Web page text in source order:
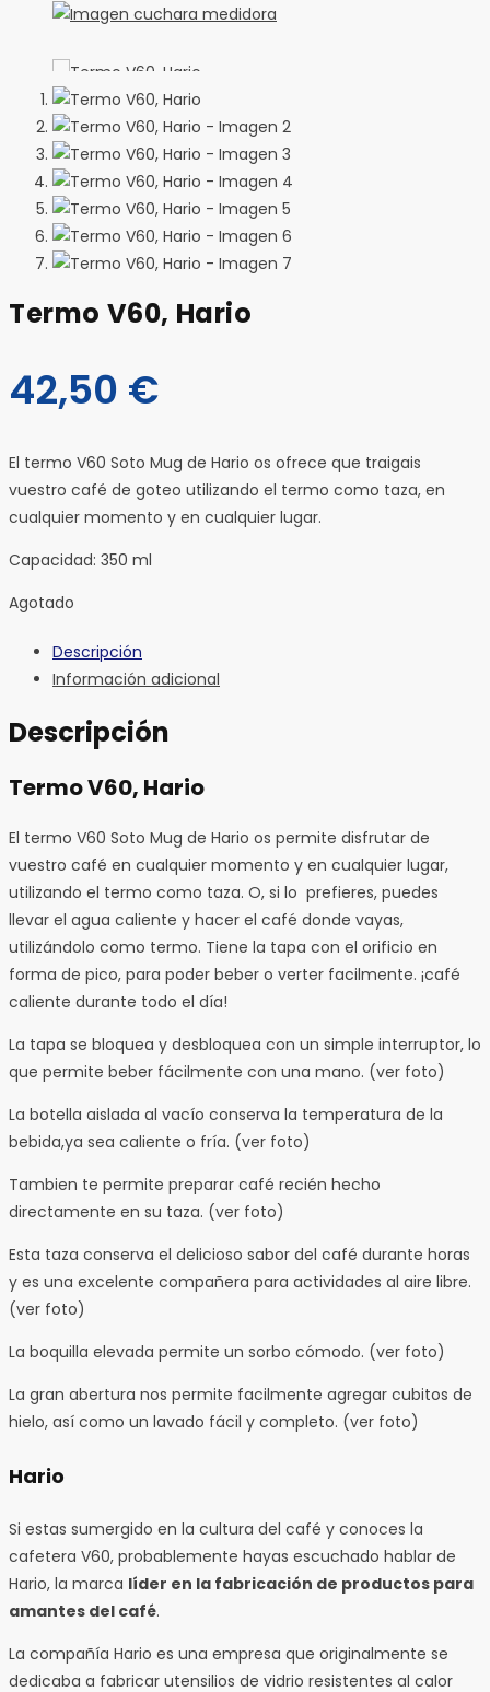
Termo V60, Hario
42,50 €
El termo V60 Soto Mug de Hario os ofrece que traigais
vuestro café de goteo utilizando el termo como taza, en
cualquier momento y en cualquier lugar.
Capacidad: 350 ml
Agotado
Descripción
Información adicional
Descripción
Termo V60, Hario
El termo V60 Soto Mug de Hario os permite disfrutar de
vuestro café en cualquier momento y en cualquier lugar,
utilizando el termo como taza. O, si lo prefieres, puedes
llevar el agua caliente y hacer el café donde vayas,
utilizándolo como termo. Tiene la tapa con el orificio en
forma de pico, para poder beber o verter facilmente. ¡café
caliente durante todo el día!
La tapa se bloquea y desbloquea con un simple interruptor, lo
que permite beber fácilmente con una mano. (ver foto)
La botella aislada al vacío conserva la temperatura de la
bebida,ya sea caliente o fría. (ver foto)
Tambien te permite preparar café recién hecho
directamente en su taza. (ver foto)
Esta taza conserva el delicioso sabor del café durante horas
y es una excelente compañera para actividades al aire libre.
(ver foto)
La boquilla elevada permite un sorbo cómodo. (ver foto)
La gran abertura nos permite facilmente agregar cubitos de
hielo, así como un lavado fácil y completo. (ver foto)
Hario
Si estas sumergido en la cultura del café y conoces la
cafetera V60, probablemente hayas escuchado hablar de
Hario, la marca líder en la fabricación de productos para
amantes del café.
La compañía Hario es una empresa que originalmente se
dedicaba a fabricar utensilios de vidrio resistentes al calor